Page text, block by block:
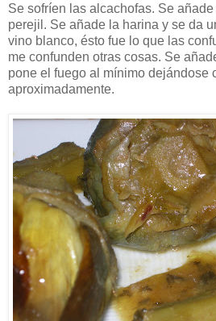
Se sofríen las alcachofas. Se
perejil. Se añade la harina y se da
vino blanco, ésto fue lo que las
me confunden otras cosas. Se
pone el fuego al mínimo dejándose
aproximadamente.